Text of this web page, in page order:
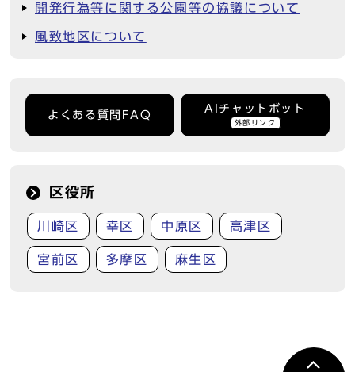
開発行為等に関する公園等の協議について
風致地区について
よくある質問FAQ
AIチャットボット
外部リンク
区役所
川崎区 幸区 中原区 高津区
宮前区 多摩区 麻生区